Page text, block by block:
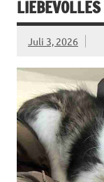
Juli 3, 2026